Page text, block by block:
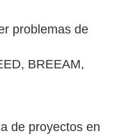
problemas de
BREEAM,
de proyectos en